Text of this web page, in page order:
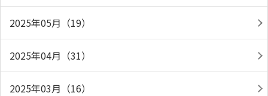
2025年05月（19）
2025年04月（31）
2025年03月（16）